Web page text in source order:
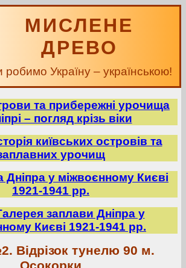
МИСЛЕНЕ
ДРЕВО
робимо Україну – українською!
та прибережні урочища
– погляд крізь віки
київських островів та
урочищ
Дніпра у міжвоєнному Києві
1921-1941 рр.
заплави Дніпра у
Києві 1921-1941 рр.
Відрізок тунелю 90 м.